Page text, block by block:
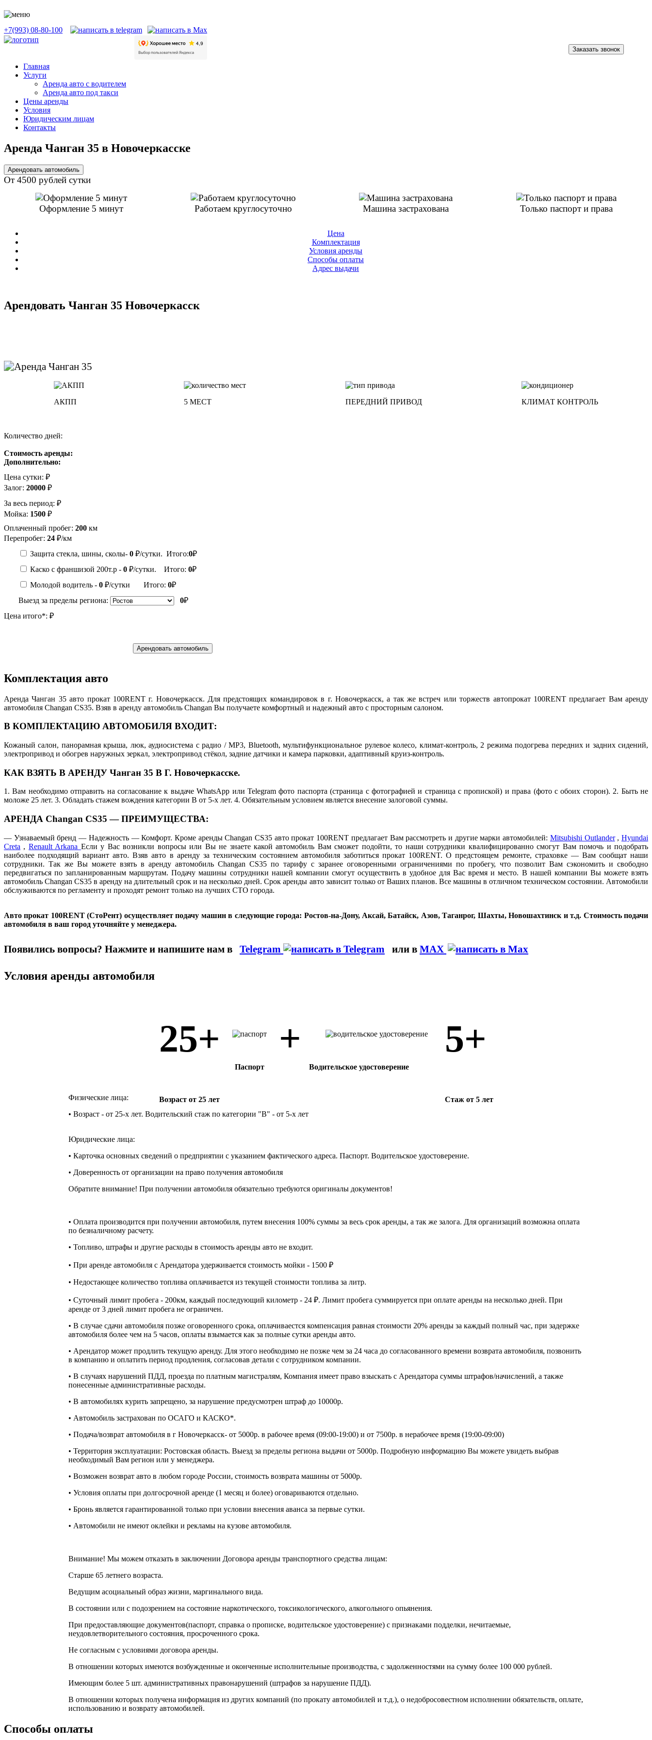
+7(993) 08-80-100
Заказать звонок
Главная
Услуги
Аренда авто с водителем
Аренда авто под такси
Цены аренды
Условия
Юридическим лицам
Контакты
Аренда Чанган 35 в Новочеркасске
Арендовать автомобиль
От 4500 рублей сутки
Оформление 5 минут Работаем круглосуточно Машина застрахована Только паспорт и права
Цена
Комплектация
Условия аренды
Способы оплаты
Адрес выдачи
Арендовать Чанган 35 Новочеркасск
АКПП 5 МЕСТ ПЕРЕДНИЙ ПРИВОД КЛИМАТ КОНТРОЛЬ
Количество дней:
Стоимость аренды:
Дополнительно:
Цена сутки: ₽
Залог: 20000 ₽
За весь период: ₽
Мойка: 1500 ₽
Оплаченный пробег: 200 км
Перепробег: 24 ₽/км
Защита стекла, шины, сколы- 0 ₽/сутки. Итого:0₽
Каско с франшизой 200т.р - 0 ₽/сутки. Итого: 0₽
Молодой водитель - 0 ₽/сутки Итого: 0₽
Выезд за пределы региона:
0₽
Цена итого*: ₽
Арендовать автомобиль
Комплектация авто
Аренда Чанган 35 авто прокат 100RENT г. Новочеркасск. Для предстоящих командировок в г. Новочеркасск, а так же встреч или торжеств автопрокат 100RENT предлагает Вам аренду
автомобиля Changan CS35. Взяв в аренду автомобиль Changan Вы получаете комфортный и надежный авто с просторным салоном.
В КОМПЛЕКТАЦИЮ АВТОМОБИЛЯ ВХОДИТ:
Кожаный салон, панорамная крыша, люк, аудиосистема с радио / MP3, Bluetooth, мультифункциональное рулевое колесо, климат-контроль, 2 режима подогрева передних и задних сидений,
электропривод и обогрев наружных зеркал, электропривод стёкол, задние датчики и камера парковки, адаптивный круиз-контроль.
КАК ВЗЯТЬ В АРЕНДУ Чанган 35 В Г. Новочеркасске.
1. Вам необходимо отправить на согласование к выдаче WhatsApp или Telegram фото паспорта (страница с фотографией и страница с пропиской) и права (фото с обоих сторон). 2. Быть не
моложе 25 лет. 3. Обладать стажем вождения категории В от 5-х лет. 4. Обязательным условием является внесение залоговой суммы.
АРЕНДА Changan CS35 — ПРЕИМУЩЕСТВА:
— Узнаваемый бренд — Надежность — Комфорт. Кроме аренды Changan CS35 авто прокат 100RENT предлагает Вам рассмотреть и другие марки автомобилей: Mitsubishi Outlander,Hyundai
Creta , Renault Arkana Если у Вас возникли вопросы или Вы не знаете какой автомобиль Вам сможет подойти, то наши сотрудники квалифицированно смогут Вам помочь и подобрать
наиболее подходящий вариант авто. Взяв авто в аренду за техническим состоянием автомобиля заботиться прокат 100RENT. О предстоящем ремонте, страховке — Вам сообщат наши
сотрудники. Так же Вы можете взять в аренду автомобиль Changan CS35 по тарифу с заранее оговоренными ограничениями по пробегу, что позволит Вам сэкономить и свободно
передвигаться по запланированным маршрутам. Подачу машины сотрудники нашей компании смогут осуществить в удобное для Вас время и место. В нашей компании Вы можете взять
автомобиль Changan CS35 в аренду на длительный срок и на несколько дней. Срок аренды авто зависит только от Ваших планов. Все машины в отличном техническом состоянии. Автомобили
обслуживаются по регламенту и проходят ремонт только на лучших СТО города.
Авто прокат 100RENT (СтоРент) осуществляет подачу машин в следующие города: Ростов-на-Дону, Аксай, Батайск, Азов, Таганрог, Шахты, Новошахтинск и т.д. Стоимость подачи
автомобиля в ваш город уточняйте у менеджера.
Появились вопросы? Нажмите и напишите нам в Telegram или в MAX
Условия аренды автомобиля
25+
Возраст от 25 лет
Паспорт
+
Водительское удостоверение
5+
Cтаж от 5 лет
Физические лица:
• Возраст - от 25-х лет. Водительский стаж по категории "B" - от 5-х лет
Юридические лица:
• Карточка основных сведений о предприятии с указанием фактического адреса. Паспорт. Водительское удостоверение.
• Доверенность от организации на право получения автомобиля
Обратите внимание! При получении автомобиля обязательно требуются оригиналы документов!
• Оплата производится при получении автомобиля, путем внесения 100% суммы за весь срок аренды, а так же залога. Для организаций возможна оплата
по безналичному расчету.
• Топливо, штрафы и другие расходы в стоимость аренды авто не входит.
• При аренде автомобиля с Арендатора удерживается стоимость мойки - 1500 ₽
• Недостающее количество топлива оплачивается из текущей стоимости топлива за литр.
• Суточный лимит пробега - 200км, каждый последующий километр - 24 ₽. Лимит пробега суммируется при оплате аренды на несколько дней. При
аренде от 3 дней лимит пробега не ограничен.
• В случае сдачи автомобиля позже оговоренного срока, оплачиваестся компенсация равная стоимости 20% аренды за каждый полный час, при задержке
автомобиля более чем на 5 часов, оплаты взымается как за полные сутки аренды авто.
• Арендатор может продлить текущую аренду. Для этого необходимо не позже чем за 24 часа до согласованного времени возврата автомобиля, позвонить
в компанию и оплатить период продления, согласовав детали с сотрудником компании.
• В случаях нарушений ПДД, проезда по платным магистралям, Компания имеет право взыскать с Арендатора суммы штрафов/начислений, а также
понесенные административные расходы.
• В автомобилях курить запрещено, за нарушение предусмотрен штраф до 10000р.
• Автомобиль застрахован по ОСАГО и КАСКО*.
• Подача/возврат автомобиля в г Новочеркасск- от 5000р. в рабочее время (09:00-19:00) и от 7500р. в нерабочее время (19:00-09:00)
• Территория эксплуатации: Ростовская область. Выезд за пределы региона выдачи от 5000р. Подробную информацию Вы можете увидеть выбрав
необходимый Вам регион или у менеджера.
• Возможен возврат авто в любом городе России, стоимость возврата машины от 5000р.
• Условия оплаты при долгосрочной аренде (1 месяц и более) оговариваются отдельно.
• Бронь является гарантированной только при условии внесения аванса за первые сутки.
• Автомобили не имеют оклейки и рекламы на кузове автомобиля.
Внимание! Мы можем отказать в заключении Договора аренды транспортного средства лицам:
Старше 65 летнего возраста.
Ведущим асоциальный образ жизни, маргинального вида.
В состоянии или с подозрением на состояние наркотического, токсикологического, алкогольного опьянения.
При предоставляющие документов(паспорт, справка о прописке, водительское удостоверение) с признаками подделки, нечитаемые,
неудовлетворительного состояния, просроченного срока.
Не согласным с условиями договора аренды.
В отношении которых имеются возбужденные и оконченные исполнительные производства, с задолженностями на сумму более 100 000 рублей.
Имеющим более 5 шт. административных правонарушений (штрафов за нарушение ПДД).
В отношении которых получена информация из других компаний (по прокату автомобилей и т.д.), о недобросовестном исполнении обязательств, оплате,
использованию и возврату автомобилей.
Способы оплаты